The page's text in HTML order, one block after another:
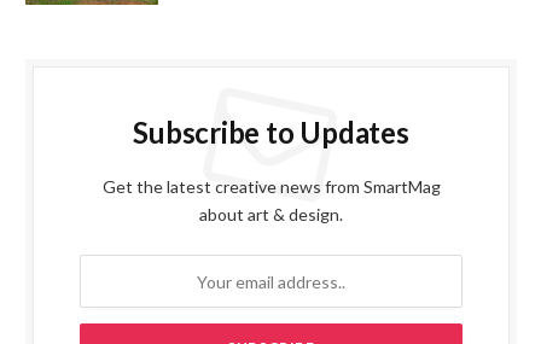
Subscribe to Updates
Get the latest creative news from SmartMag
about art & design.